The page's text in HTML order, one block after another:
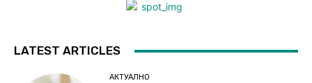
LATEST ARTICLES
АКТУАЛНО